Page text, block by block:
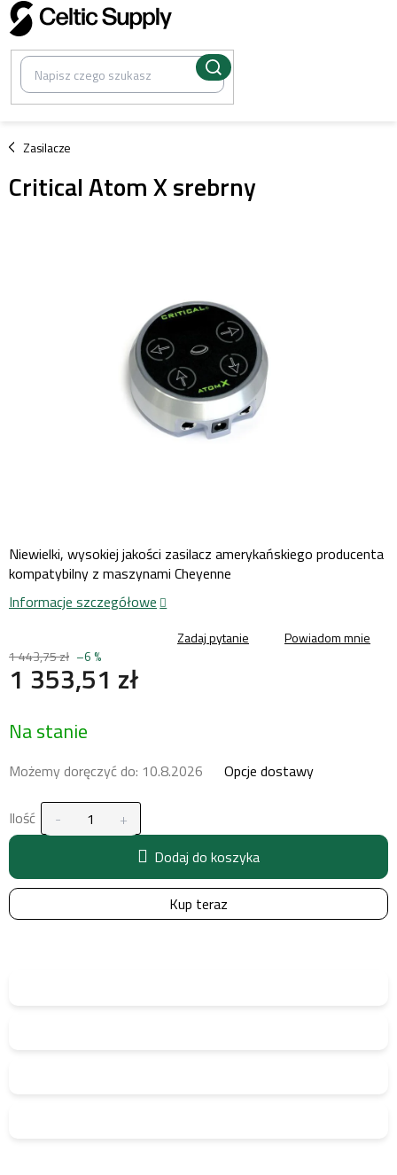
Przejść
do
treści
Zasilacze
/
Critical Atom X srebrny
1 443,75 zł –6 %
1 353,51 zł
jednostkowa:
Na stanie
Możemy doręczyć do: 10.8.2026 Opcje dostawy
Ilość
Dodaj do koszyka
Kup teraz
Niewielki, wysokiej jakości zasilacz amerykańskiego producenta
kompatybilny z maszynami Cheyenne
Informacje szczegółowe
Zadaj pytanie Powiadom mnie